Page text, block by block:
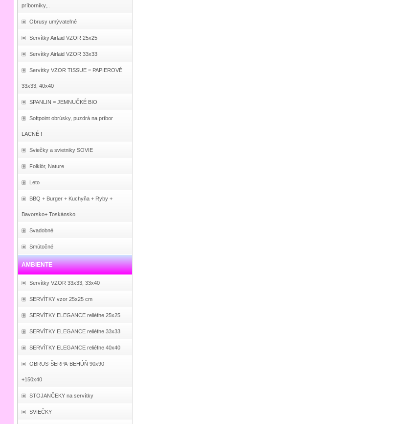
príborníky,..
Obrusy umývateľné
Servítky Airlaid VZOR 25x25
Servítky Airlaid VZOR 33x33
Servítky VZOR TISSUE = PAPIEROVÉ
33x33, 40x40
SPANLIN = JEMNUČKÉ BIO
Softpoint obrúsky, puzdrá na príbor
LACNÉ !
Sviečky a svietniky SOVIE
Folklór, Nature
Leto
BBQ + Burger + Kuchyňa + Ryby +
Bavorsko+ Toskánsko
Svadobné
Smútočné
AMBIENTE
Servítky VZOR 33x33, 33x40
SERVÍTKY vzor 25x25 cm
SERVÍTKY ELEGANCE reliéfne 25x25
SERVÍTKY ELEGANCE reliéfne 33x33
SERVÍTKY ELEGANCE reliéfne 40x40
OBRUS-ŠERPA-BEHÚŇ 90x90
+150x40
STOJANČEKY na servítky
SVIEČKY